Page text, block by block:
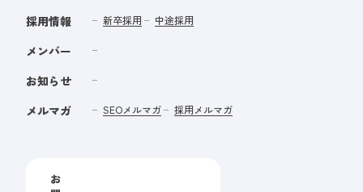
採用情報
新卒採用 中途採用
メンバー
お知らせ
メルマガ
SEOメルマガ 採用メルマガ
お